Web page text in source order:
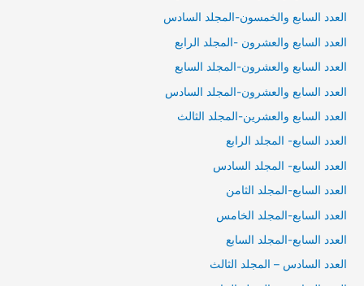
العدد السابع والخمسون-المجلد السادس
العدد السابع والعشرون -المجلد الرابع
العدد السابع والعشرون-المجلد السابع
العدد السابع والعشرون-المجلد السادس
العدد السابع والعشرين-المجلد الثالث
العدد السابع- المجلد الرابع
العدد السابع- المجلد السادس
العدد السابع-المجلد الثامن
العدد السابع-المجلد الخامس
العدد السابع-المجلد السابع
العدد السادس – المجلد الثالث